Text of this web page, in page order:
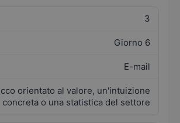
3
Giorno 6
E-mail
orientato al valore, un'intuizione
concreta o una statistica del settore